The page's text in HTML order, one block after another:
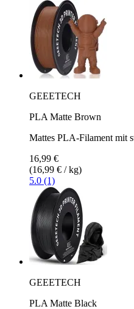
GEEETECH
PLA Matte Brown
Mattes PLA-Filament mit
16,99 €
(16,99 € / kg)
5.0 (1)
GEEETECH
PLA Matte Black